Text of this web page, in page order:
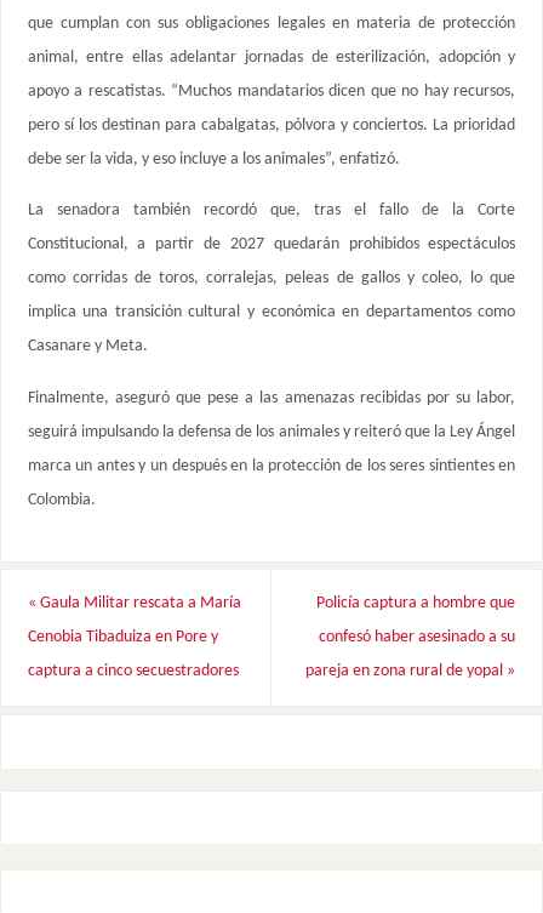
que cumplan con sus obligaciones legales en materia de protección
animal, entre ellas adelantar jornadas de esterilización, adopción y
apoyo a rescatistas. “Muchos mandatarios dicen que no hay recursos,
pero sí los destinan para cabalgatas, pólvora y conciertos. La prioridad
debe ser la vida, y eso incluye a los animales”, enfatizó.
La senadora también recordó que, tras el fallo de la Corte
Constitucional, a partir de 2027 quedarán prohibidos espectáculos
como corridas de toros, corralejas, peleas de gallos y coleo, lo que
implica una transición cultural y económica en departamentos como
Casanare y Meta.
Finalmente, aseguró que pese a las amenazas recibidas por su labor,
seguirá impulsando la defensa de los animales y reiteró que la Ley Ángel
marca un antes y un después en la protección de los seres sintientes en
Colombia.
« Gaula Militar rescata a María
Cenobia Tibaduiza en Pore y
captura a cinco secuestradores
Policía captura a hombre que
confesó haber asesinado a su
pareja en zona rural de yopal »